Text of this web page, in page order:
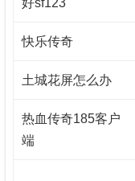
快乐传奇
土城花屏怎么办
热血传奇185客户
端